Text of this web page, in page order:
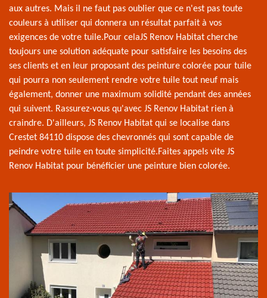
aux autres. Mais il ne faut pas oublier que ce n'est pas toute
couleurs à utiliser qui donnera un résultat parfait à vos
exigences de votre tuile.Pour celaJS Renov Habitat cherche
toujours une solution adéquate pour satisfaire les besoins des
ses clients et en leur proposant des peinture colorée pour tuile
qui pourra non seulement rendre votre tuile tout neuf mais
également, donner une maximum solidité pendant des années
qui suivent. Rassurez-vous qu'avec JS Renov Habitat rien à
craindre. D'ailleurs, JS Renov Habitat qui se localise dans
Crestet 84110 dispose des chevronnés qui sont capable de
peindre votre tuile en toute simplicité.Faites appels vite JS
Renov Habitat pour bénéficier une peinture bien colorée.